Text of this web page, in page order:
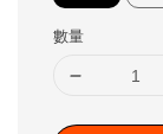
數量